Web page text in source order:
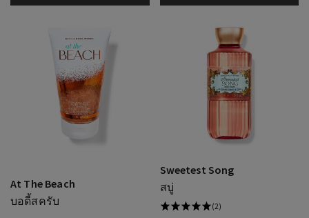
At The Beach
บอดี้สครับ
Sweetest Song
สบู่
(2)